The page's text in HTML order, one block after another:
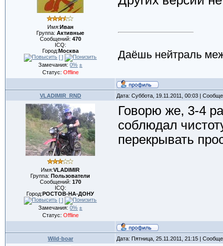
Имя:Иван
Группа:Активные
Сообщений: 470
ICQ:
Город:Москва
[ ]
Замечания:0% ±
Статус: Offline
Даёшь нейтраль
VLADIMIR_RND Дата: Суббота, 19.11.2011, 00:03 |
Имя:VLADIMIR
Группа:Пользователи
Сообщений: 170
ICQ:
Город:РОСТОВ-НА-ДОНУ
[ ]
Замечания:0% ±
Статус: Offline
Говорю же, 3-4
соблюдал
перекрывать
Wild-boar Дата: Пятница, 25.11.2011, 21:15 |